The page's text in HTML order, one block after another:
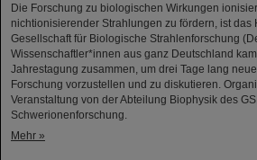
Die Forschung zu biologischen Wirkungen
nichtionisierender Strahlungen zu fördern, ist das
Gesellschaft für Biologische Strahlenforschung
Wissenschaftler*innen aus ganz Deutschland
Jahrestagung zusammen, um drei Tage lang
Forschung vorzustellen und zu diskutieren.
Veranstaltung von der Abteilung Biophysik des
Schwerionenforschung.
Mehr »